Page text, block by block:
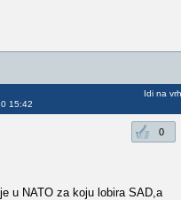
15:42
Idi na vrh
0
u NATO za koju lobira SAD,a